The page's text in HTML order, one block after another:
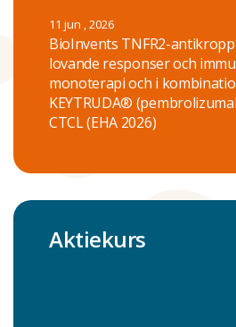
11 jun , 2026
BioInvents TNFR2-
lovande responser och
monoterapi och i
KEYTRUDA®
CTCL (EHA 2026)
Aktiekurs